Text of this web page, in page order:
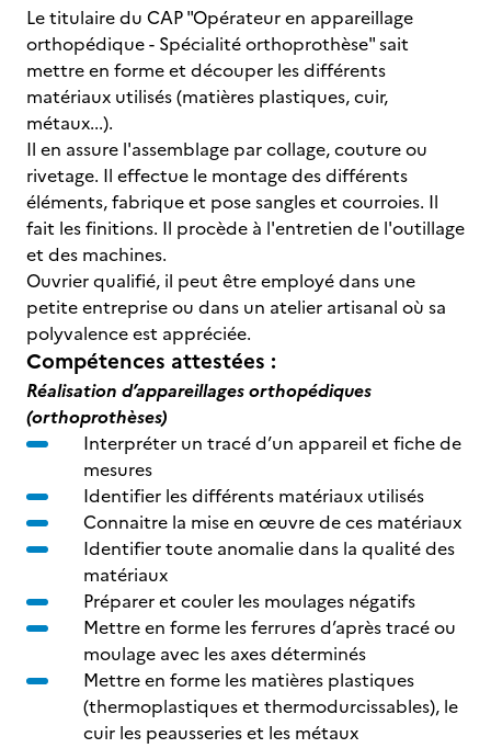
Le titulaire du CAP "Opérateur en appareillage
orthopédique - Spécialité orthoprothèse" sait
mettre en forme et découper les différents
matériaux utilisés (matières plastiques, cuir,
métaux...).
Il en assure l'assemblage par collage, couture ou
rivetage. Il effectue le montage des différents
éléments, fabrique et pose sangles et courroies. Il
fait les finitions. Il procède à l'entretien de l'outillage
et des machines.
Ouvrier qualifié, il peut être employé dans une
petite entreprise ou dans un atelier artisanal où sa
polyvalence est appréciée.
Compétences attestées :
Réalisation d’appareillages orthopédiques
(orthoprothèses)
Interpréter un tracé d’un appareil et fiche de
mesures
Identifier les différents matériaux utilisés
Connaitre la mise en œuvre de ces matériaux
Identifier toute anomalie dans la qualité des
matériaux
Préparer et couler les moulages négatifs
Mettre en forme les ferrures d’après tracé ou
moulage avec les axes déterminés
Mettre en forme les matières plastiques
(thermoplastiques et thermodurcissables), le
cuir les peausseries et les métaux